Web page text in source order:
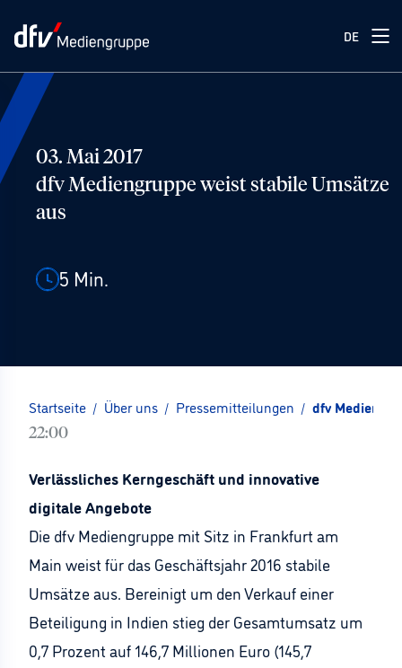
DE
03. Mai 2017
dfv Mediengruppe weist stabile Umsätze
aus
5 Min.
Startseite / Über uns / Pressemitteilungen / dfv
22:00
Verlässliches Kerngeschäft und innovative
digitale Angebote
Die dfv Mediengruppe mit Sitz in Frankfurt am
Main weist für das Geschäftsjahr 2016 stabile
Umsätze aus. Bereinigt um den Verkauf einer
Beteiligung in Indien stieg der Gesamtumsatz um
0,7 Prozent auf 146,7 Millionen Euro (145,7